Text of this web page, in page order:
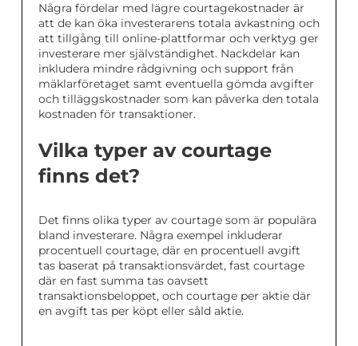
Några fördelar med lägre courtagekostnader är
att de kan öka investerarens totala avkastning och
att tillgång till online-plattformar och verktyg ger
investerare mer självständighet. Nackdelar kan
inkludera mindre rådgivning och support från
mäklarföretaget samt eventuella gömda avgifter
och tilläggskostnader som kan påverka den totala
kostnaden för transaktioner.
Vilka typer av courtage
finns det?
Det finns olika typer av courtage som är populära
bland investerare. Några exempel inkluderar
procentuell courtage, där en procentuell avgift
tas baserat på transaktionsvärdet, fast courtage
där en fast summa tas oavsett
transaktionsbeloppet, och courtage per aktie där
en avgift tas per köpt eller såld aktie.